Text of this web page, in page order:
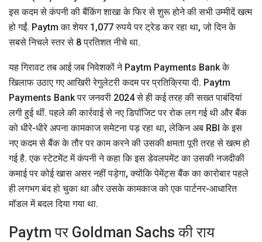
इस कदम से कंपनी की बैंकिंग शाखा के फिर से शुरू होने की सभी उम्मीदें खत्म
हो गईं. Paytm का शेयर 1,077 रुपये पर ट्रेड कर रहा था, जो दिन के
सबसे निचले स्तर से 8 प्रतिशत नीचे था.
यह गिरावट तब आई जब निवेशकों ने Paytm Payments Bank के
खिलाफ उठाए गए आखिरी रेगुलेटरी कदम पर प्रतिक्रिया दी. Paytm
Payments Bank पर जनवरी 2024 से ही कई तरह की सख्त पाबंदियां
लगी हुई थीं. पहले की कार्रवाई से नए डिपॉजिट पर रोक लग गई थी और बैंक
को धीरे-धीरे अपना कामकाज समेटना पड़ रहा था, लेकिन अब RBI के इस
नए कदम से बैंक के तौर पर काम करने की उसकी क्षमता पूरी तरह से खत्म हो
गई है. एक स्टेटमेंट में कंपनी ने कहा कि इस डेवलपमेंट का उसकी नजदीकी
कमाई पर कोई खास असर नहीं पड़ेगा, क्योंकि पेमेंट्स बैंक का कारोबार पहले
ही लगभग बंद हो चुका था और उसके कामकाज को एक पार्टनर-आधारित
मॉडल में बदल दिया गया था.
Paytm पर Goldman Sachs की राय